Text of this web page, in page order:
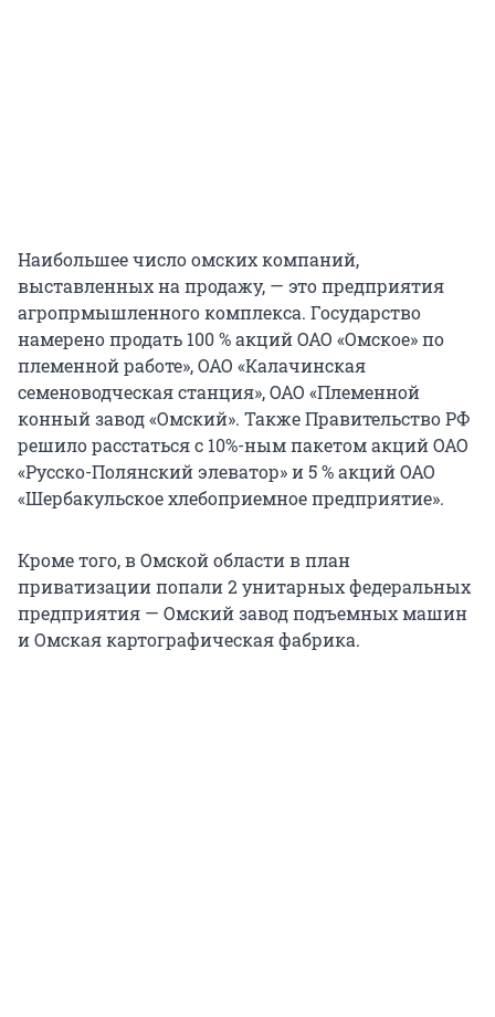
Наибольшее число омских компаний,
выставленных на продажу, — это предприятия
агропрмышленного комплекса. Государство
намерено продать 100 % акций ОАО «Омское» по
племенной работе», ОАО «Калачинская
семеноводческая станция», ОАО «Племенной
конный завод «Омский». Также Правительство РФ
решило расстаться с 10%-ным пакетом акций ОАО
«Русско-Полянский элеватор» и 5 % акций ОАО
«Шербакульское хлебоприемное предприятие».
Кроме того, в Омской области в план
приватизации попали 2 унитарных федеральных
предприятия — Омский завод подъемных машин
и Омская картографическая фабрика.